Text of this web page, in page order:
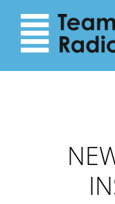
zum
Inhalt
Navigation